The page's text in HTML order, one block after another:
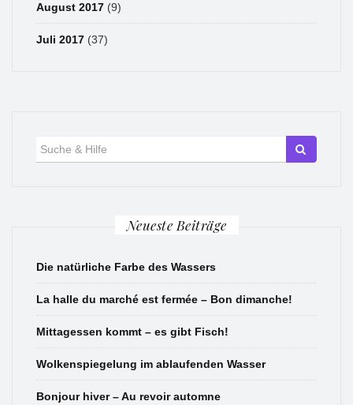
August 2017 (9)
Juli 2017 (37)
für:
Neueste Beiträge
Die natürliche Farbe des Wassers
La halle du marché est fermée – Bon dimanche!
Mittagessen kommt – es gibt Fisch!
Wolkenspiegelung im ablaufenden Wasser
Bonjour hiver – Au revoir automne